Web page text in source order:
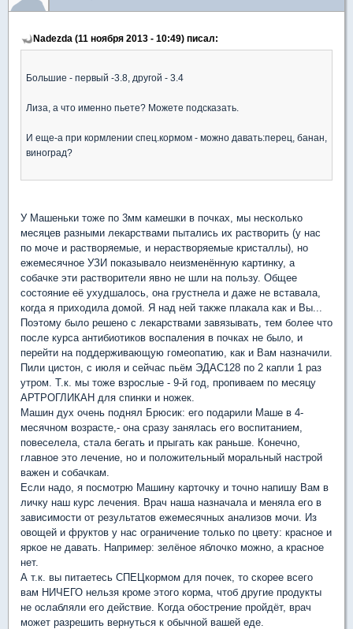
Nadezda (11 ноября 2013 - 10:49) писал:
Большие - первый -3.8, другой - 3.4
Лиза, а что именно пьете? Можете подсказать.
И еще-а при кормлении спец.кормом - можно давать:перец, банан,
виноград?
У Машеньки тоже по 3мм камешки в почках, мы несколько
месяцев разными лекарствами пытались их растворить (у нас
по моче и растворяемые, и нерастворяемые кристаллы), но
ежемесячное УЗИ показывало неизменённую картинку, а
собачке эти растворители явно не шли на пользу. Общее
состояние её ухудшалось, она грустнела и даже не вставала,
когда я приходила домой. Я над ней также плакала как и Вы...
Поэтому было решено с лекарствами завязывать, тем более что
после курса антибиотиков воспаления в почках не было, и
перейти на поддерживающую гомеопатию, как и Вам назначили.
Пили цистон, с июля и сейчас пьём ЭДАС128 по 2 капли 1 раз
утром. Т.к. мы тоже взрослые - 9-й год, пропиваем по месяцу
АРТРОГЛИКАН для спинки и ножек.
Машин дух очень поднял Брюсик: его подарили Маше в 4-
месячном возрасте,- она сразу занялась его воспитанием,
повеселела, стала бегать и прыгать как раньше. Конечно,
главное это лечение, но и положительный моральный настрой
важен и собачкам.
Если надо, я посмотрю Машину карточку и точно напишу Вам в
личку наш курс лечения. Врач наша назначала и меняла его в
зависимости от результатов ежемесячных анализов мочи. Из
овощей и фруктов у нас ограничение только по цвету: красное и
яркое не давать. Например: зелёное яблочко можно, а красное
нет.
А т.к. вы питаетесь СПЕЦкормом для почек, то скорее всего
вам НИЧЕГО нельзя кроме этого корма, чтоб другие продукты
не ослабляли его действие. Когда обострение пройдёт, врач
может разрешить вернуться к обычной вашей еде.